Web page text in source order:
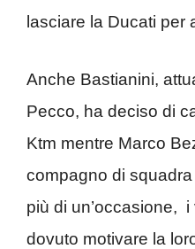
lasciare la Ducati per
Anche Bastianini,
Pecco, ha deciso di
Ktm mentre Marco
compagno di
più di un’occasione,
dovuto motivare la